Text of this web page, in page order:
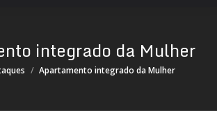
integrado da Mulher
Apartamento integrado da Mulher